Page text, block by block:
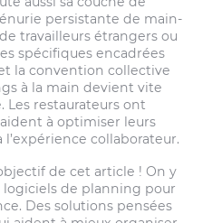
persistante de main-
travailleurs étrangers ou
spécifiques encadrées
la convention collective
à la main devient vite
Les restaurateurs ont
à optimiser leurs
collaborateur.
de cet article ! On y
de planning pour
Des solutions pensées